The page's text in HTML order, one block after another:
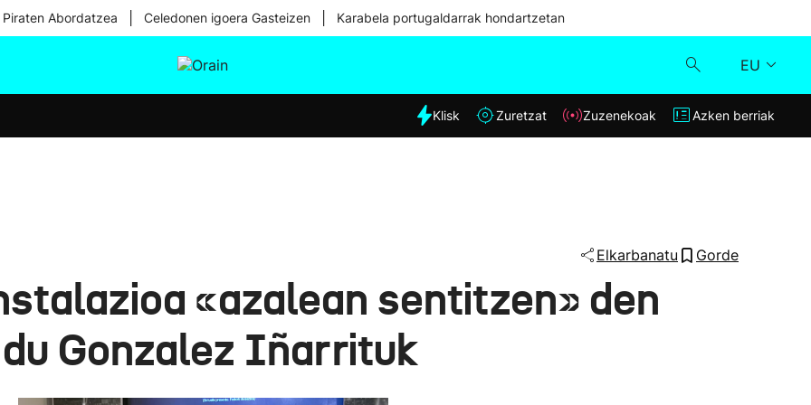
Abordatzea Celedonen igoera Gasteizen Karabela portugaldarrak hondartzetan
EU
Eguraldia
Klisk
Klisk Zuretzat Zuzenekoak Azken berriak
Elkarbanatu Gorde
«azalean sentitzen» den
Gonzalez Iñarrituk